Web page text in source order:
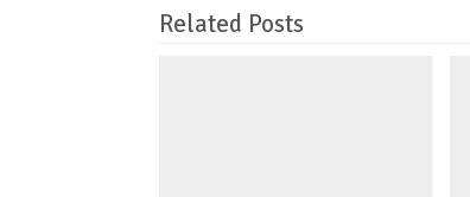
Related Posts